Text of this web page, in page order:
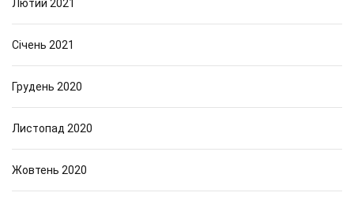
Лютий 2021
Січень 2021
Грудень 2020
Листопад 2020
Жовтень 2020